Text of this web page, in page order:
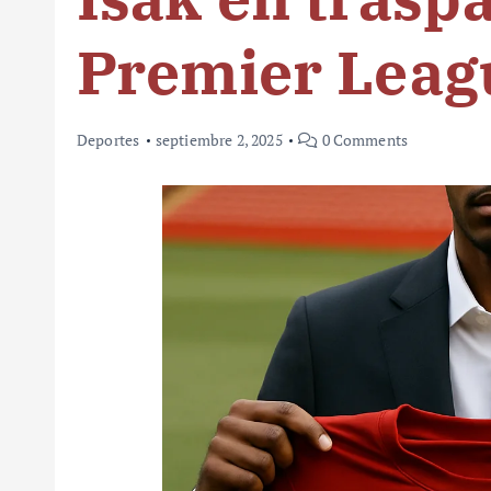
Premier
Deportes septiembre 2, 2025 0 Comments